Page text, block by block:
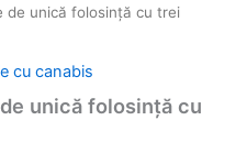
de unică folosință cu trei
cu canabis
unică folosință cu